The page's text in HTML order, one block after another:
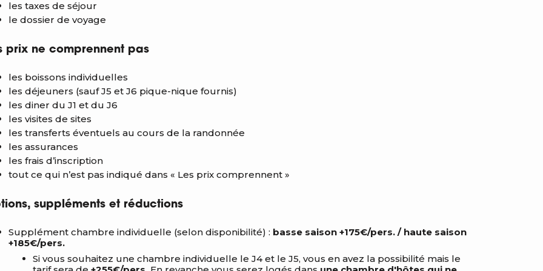
les taxes de séjour
le dossier de voyage
prix ne comprennent pas
les boissons individuelles
les déjeuners (sauf J5 et J6 pique-nique fournis)
les diner du J1 et du J6
les visites de sites
les transferts éventuels au cours de la randonnée
les assurances
les frais d’inscription
tout ce qui n’est pas indiqué dans « Les prix comprennent »
suppléments et réductions
Supplément chambre individuelle (selon disponibilité) : basse saison +175€/pers. / haute saison
+185€/pers.
Si vous souhaitez une chambre individuelle le J4 et le J5, vous en avez la possibilité mais le